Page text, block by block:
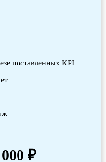
поставленных KPI
₽